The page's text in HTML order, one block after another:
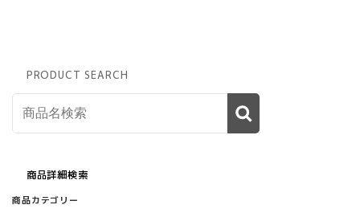
PRODUCT SEARCH
商品詳細検索
商品カテゴリー